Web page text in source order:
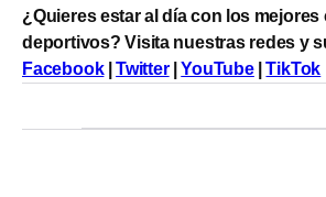
¿Quieres estar al día con los
deportivos? Visita nuestras redes y
Facebook|Twitter|YouTube|TikTok